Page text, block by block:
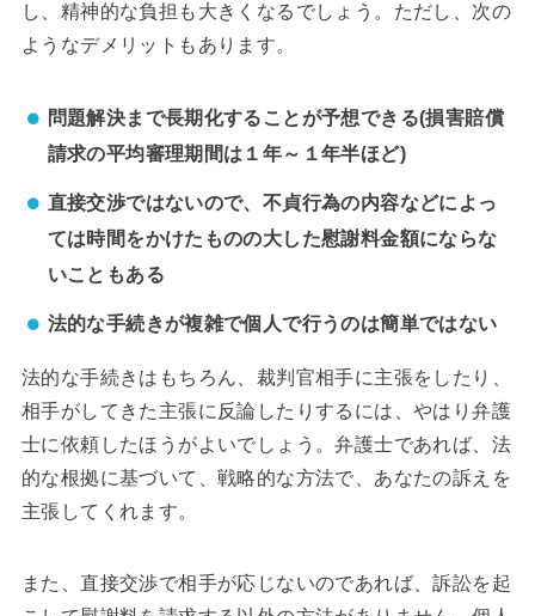
し、精神的な負担も大きくなるでしょう。ただし、次の
ようなデメリットもあります。
問題解決まで長期化することが予想できる(損害賠償
請求の平均審理期間は１年～１年半ほど)
直接交渉ではないので、不貞行為の内容などによっ
ては時間をかけたものの大した慰謝料金額にならな
いこともある
法的な手続きが複雑で個人で行うのは簡単ではない
法的な手続きはもちろん、裁判官相手に主張をしたり、
相手がしてきた主張に反論したりするには、やはり弁護
士に依頼したほうがよいでしょう。弁護士であれば、法
的な根拠に基づいて、戦略的な方法で、あなたの訴えを
主張してくれます。
また、直接交渉で相手が応じないのであれば、訴訟を起